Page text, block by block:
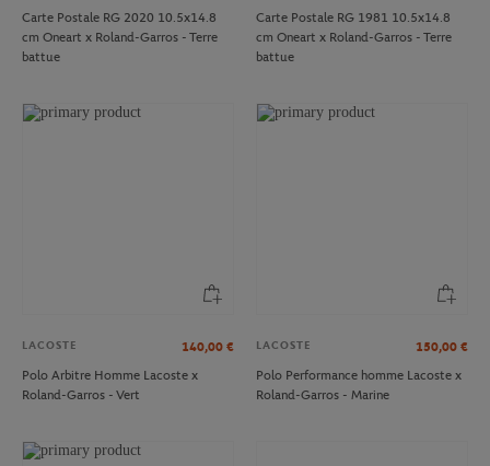
Carte Postale RG 2020 10.5x14.8
cm Oneart x Roland-Garros - Terre
battue
Carte Postale RG 1981 10.5x14.8
cm Oneart x Roland-Garros - Terre
battue
LACOSTE 140,00 €
Polo Arbitre Homme Lacoste x
Roland-Garros - Vert
LACOSTE 150,00 €
Polo Performance homme Lacoste x
Roland-Garros - Marine